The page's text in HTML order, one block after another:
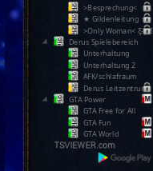
>Besprechung<
★ Gildenleitung ★
>Only Woman< Ƹ̵̡Ӝ̵̨̄Ʒ
Derus Spielebereich
Unterhaltung
Unterhaltung 2
AFK/schlafraum
Derus Leitzentrum
GTA Power
GTA Free for All
GTA Fun
GTA World